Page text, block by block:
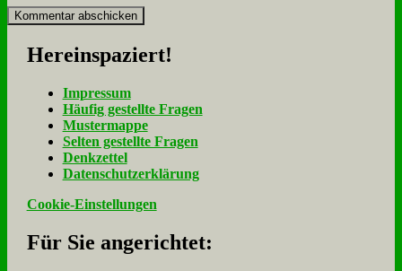
Her­ein­spa­ziert!
Im­pres­sum
Häu­fig ge­stell­te Fra­gen
Mu­ster­map­pe
Sel­ten ge­stell­te Fra­gen
Denk­zet­tel
Da­ten­schutz­er­klä­rung
Cookie-Einstellungen
Für Sie an­ge­rich­tet: